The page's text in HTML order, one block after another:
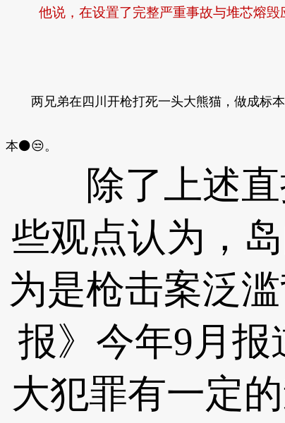
他说，在设置了完整严重事故与堆芯熔毁
两兄弟在四川开枪打死一头大熊猫，做成标本
本⚫😒。
除了上述直
些观点认为，
为是枪击案泛
报》今年9月
大犯罪有一定